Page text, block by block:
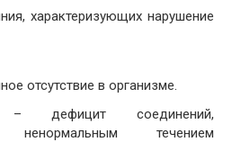
характеризующих нарушение
отсутствие в организме.
– дефицит соединений,
ненормальным течением